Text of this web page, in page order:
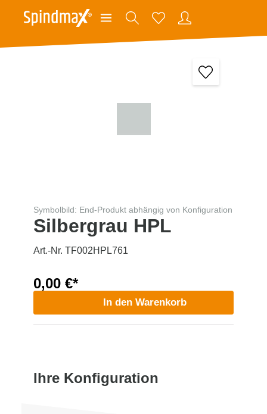
Symbolbild: End-Produkt abhängig von Konfiguration
Silbergrau HPL
Art.-Nr. TF002HPL761
0,00 €*
In den Warenkorb
Ihre Konfiguration